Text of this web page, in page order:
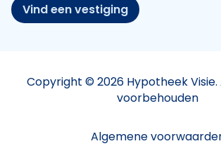
Vind een vestiging
Copyright © 2026 Hypotheek
voorbehouden
Algemene